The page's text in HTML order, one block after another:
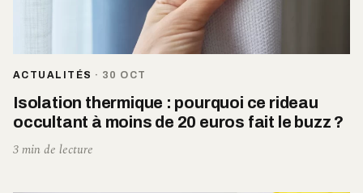
ACTUALITÉS · 30 OCT
Isolation thermique : pourquoi ce rideau
occultant à moins de 20 euros fait le buzz ?
3 min de lecture